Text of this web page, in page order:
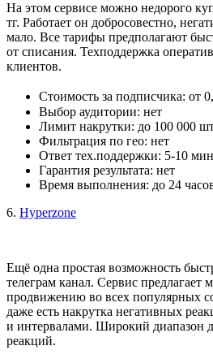
На этом сервисе можно недорого
тг. Работает он добросовестно,
мало. Все тарифы предполагают
от списания. Техподдержка
клиентов.
Стоимость за подписчика: от
Выбор аудитории: нет
Лимит накрутки: до 100 000
Фильтрация по гео: нет
Ответ тех.поддержки: 5-10
Гарантия результата: нет
Время выполнения: до 24
6. Hyperzone
Ещё одна простая возможность
телеграм канал. Сервис предлагает
продвижению во всех популярных
даже есть накрутка негативных
и интервалами. Широкий диапазон
реакций.